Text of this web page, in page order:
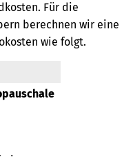
Für die
berechnen wir eine
wie folgt.